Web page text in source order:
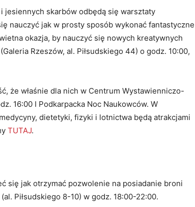
jesiennych skarbów odbędą się warsztaty
nauczyć jak w prosty sposób wykonać fantastyczne
okazja, by nauczyć się nowych kreatywnych
Rzeszów, al. Piłsudskiego 44) o godz. 10:00,
że właśnie dla nich w Centrum Wystawienniczo-
16:00 I Podkarpacka Noc Naukowców. W
dietetyki, fizyki i lotnictwa będą atrakcjami
TUTAJ.
się jak otrzymać pozwolenie na posiadanie broni
Piłsudskiego 8-10) w godz. 18:00-22:00.